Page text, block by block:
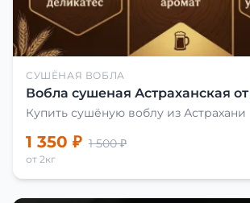
СУШЁНАЯ ВОБЛА
Вобла сушеная Астраханская от
Купить сушёную воблу из Астрахани
1 350 ₽ 1 500 ₽
от 2кг